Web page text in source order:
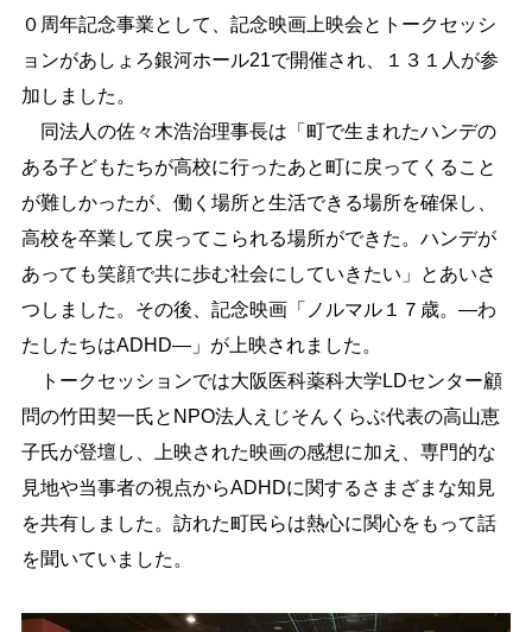
標準 拡大
白 黒 黄 青
リセット
language
閉じる
０周年記念事業として、記念映画上映会とトークセッシ
ョンがあしょろ銀河ホール21で開催され、１３１人が参
加しました。
同法人の佐々木浩治理事長は「町で生まれたハンデの
ある子どもたちが高校に行ったあと町に戻ってくること
が難しかったが、働く場所と生活できる場所を確保し、
高校を卒業して戻ってこられる場所ができた。ハンデが
あっても笑顔で共に歩む社会にしていきたい」とあいさ
つしました。その後、記念映画「ノルマル１７歳。―わ
たしたちはADHD―」が上映されました。
トークセッションでは大阪医科薬科大学LDセンター顧
問の竹田契一氏とNPO法人えじそんくらぶ代表の高山恵
子氏が登壇し、上映された映画の感想に加え、専門的な
見地や当事者の視点からADHDに関するさまざまな知見
を共有しました。訪れた町民らは熱心に関心をもって話
を聞いていました。